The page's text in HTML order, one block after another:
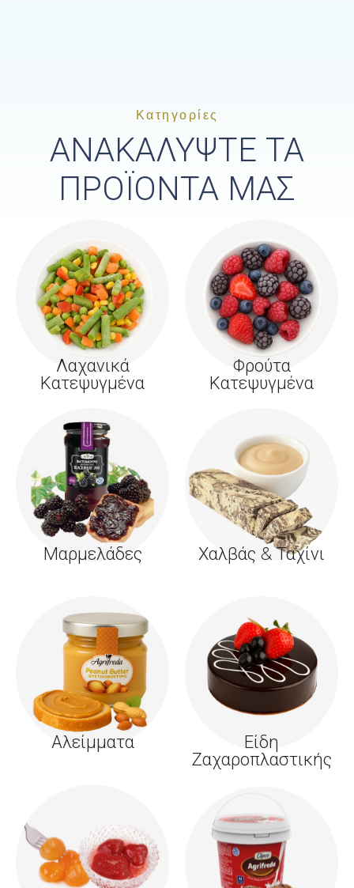
Κατηγορίες
ΑΝΑΚΑΛΥΨΤΕ ΤΑ
ΠΡΟΪΟΝΤΑ ΜΑΣ
Λαχανικά
Κατεψυγμένα
Φρούτα
Κατεψυγμένα
Μαρμελάδες Χαλβάς & Ταχίνι
Αλείμματα
Είδη
Ζαχαροπλαστικής